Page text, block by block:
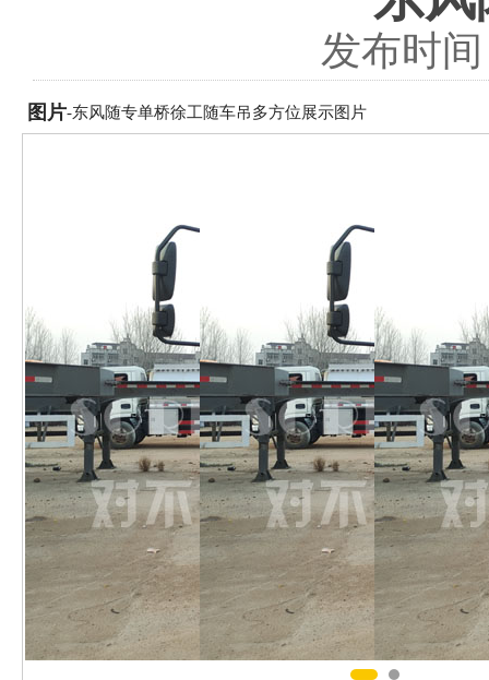
发布时
图片-东风随专单桥徐工随车吊多方位展示图片